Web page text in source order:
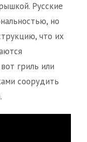
Русские
но
что их
гриль или
соорудить